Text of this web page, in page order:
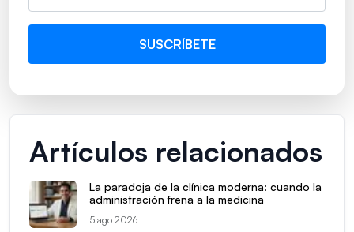
Artículos relacionados
La paradoja de la clínica moderna: cuando la
administración frena a la medicina
5 ago 2026